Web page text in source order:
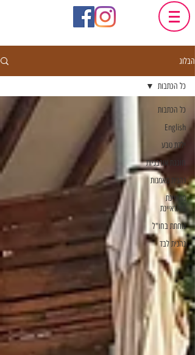
הבלוג
כל הכתבות
English
ילדת טבע
חוגגת אורבניות
נהנית מאמנות
מראיינת
ומתראיינת
נוחתת בחו"ל
נהנית לבד
כל הכתבות